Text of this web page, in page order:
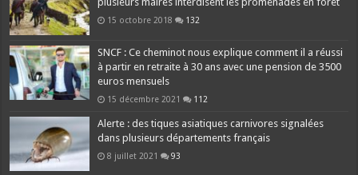
15 octobre 2018 132
SNCF : Ce cheminot nous explique comment il a réussi
à partir en retraite à 30 ans avec une pension de 3500
euros mensuels
15 décembre 2021 112
Alerte : des tiques asiatiques carnivores signalées
dans plusieurs départements français
8 juillet 2021 93